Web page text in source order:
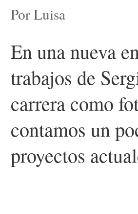
Por Luisa
En una nueva
trabajos de
carrera como
contamos un
proyectos